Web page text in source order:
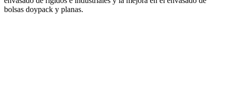
bolsas doypack y planas.